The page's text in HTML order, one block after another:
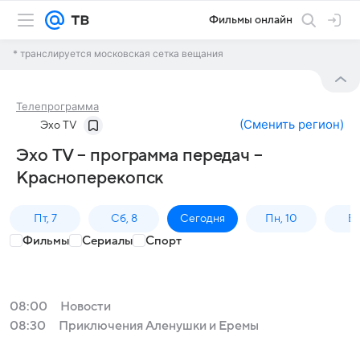
Фильмы онлайн
* транслируется московская сетка вещания
Телепрограмма
Эхо TV (Сменить регион)
Эхо TV – программа передач –
Красноперекопск
Пт, 7 Сб, 8 Сегодня Пн, 10
Фильмы Сериалы Спорт
08:00
Новости
08:30
Приключения Аленушки и Еремы